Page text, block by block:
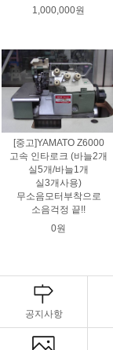
1,000,000원
[중고]YAMATO Z6000
고속 인타로크 (바늘2개
실5개/바늘1개
실3개사용)
무소음모터부착으로
소음걱정 끝!!
0원
공지사항